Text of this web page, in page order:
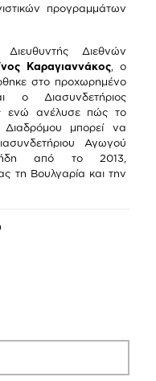
προγραμμάτων
Διεθνών
Καραγιαννάκος , ο
στο προχωρημένο
ο Διασυνδετήριος
ενώ ανέλυσε πώς το
Διαδρόμου μπορεί να
Αγωγού
ήδη από το 2013,
τη Βουλγαρία και την